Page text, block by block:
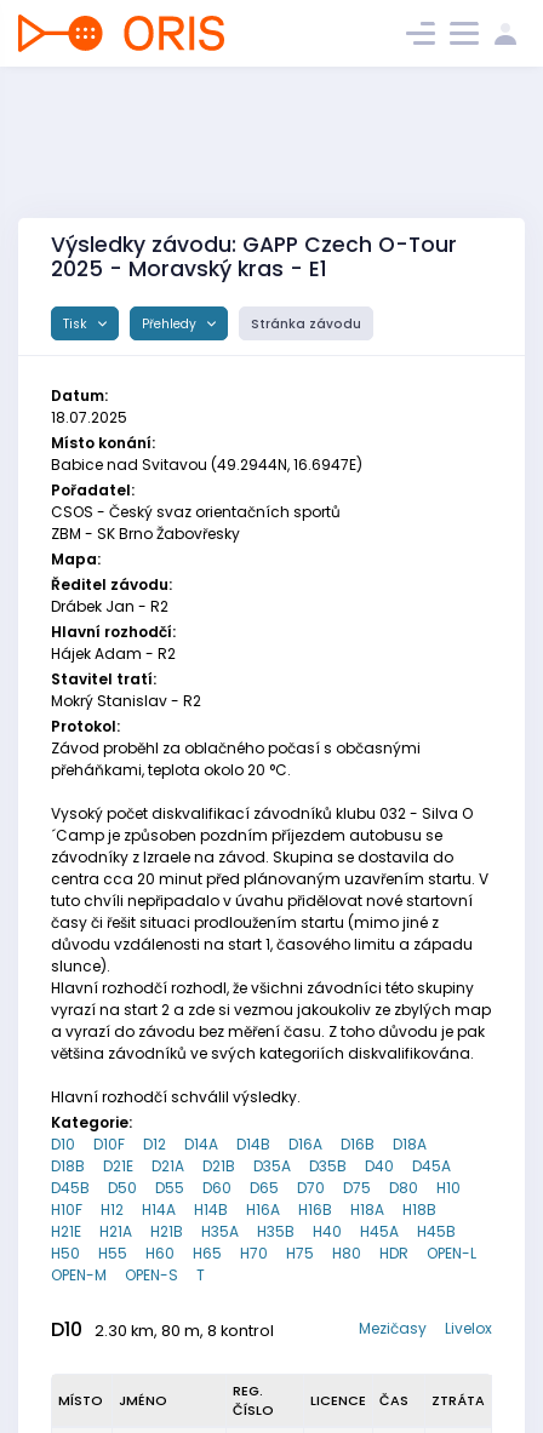
Výsledky závodu: GAPP Czech O-Tour
2025 - Moravský kras - E1
Tisk Přehledy Stránka závodu
Datum:
18.07.2025
Místo konání:
Babice nad Svitavou (49.2944N, 16.6947E)
Pořadatel:
CSOS - Český svaz orientačních sportů
ZBM - SK Brno Žabovřesky
Mapa:
Ředitel závodu:
Drábek Jan - R2
Hlavní rozhodčí:
Hájek Adam - R2
Stavitel tratí:
Mokrý Stanislav - R2
Protokol:
Závod proběhl za oblačného počasí s občasnými
přeháňkami, teplota okolo 20 °C.
Vysoký počet diskvalifikací závodníků klubu 032 - Silva O
´Camp je způsoben pozdním příjezdem autobusu se
závodníky z Izraele na závod. Skupina se dostavila do
centra cca 20 minut před plánovaným uzavřením startu. V
tuto chvíli nepřipadalo v úvahu přidělovat nové startovní
časy či řešit situaci prodloužením startu (mimo jiné z
důvodu vzdálenosti na start 1, časového limitu a západu
slunce).
Hlavní rozhodčí rozhodl, že všichni závodníci této skupiny
vyrazí na start 2 a zde si vezmou jakoukoliv ze zbylých map
a vyrazí do závodu bez měření času. Z toho důvodu je pak
většina závodníků ve svých kategoriích diskvalifikována.
Hlavní rozhodčí schválil výsledky.
Kategorie:
D10
D10F D12 D14A D14B D16A D16B
D18A
D18B
D21E D21A D21B D35A D35B D40
D45A
D45B
D50 D55 D60 D65 D70 D75 D80
H10
H10F
H12 H14A H14B H16A H16B H18A
H18B
H21E
H21A H21B H35A H35B H40 H45A
H45B
H50
H55 H60 H65 H70 H75 H80 HDR
OPEN-L
OPEN-M
OPEN-S T
D10 2.30 km, 80 m, 8 kontrol Livelox
Mezičasy
MÍSTO JMÉNO
REG.
ČÍSLO
LICENCE ČAS ZTRÁTA